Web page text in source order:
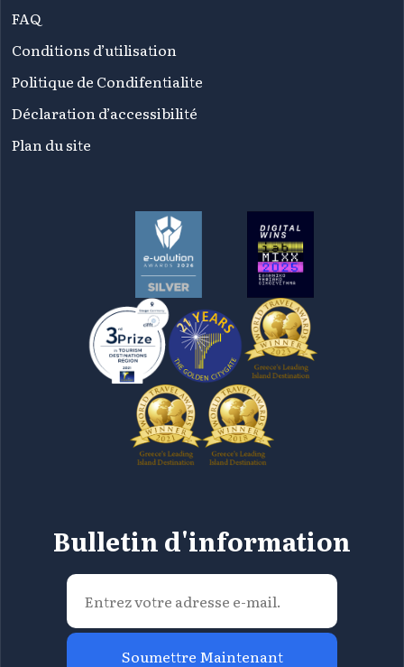
FAQ
Conditions d’utilisation
Politique de Condifentialite
Déclaration d’accessibilité
Plan du site
Bulletin d'information
Soumettre Maintenant